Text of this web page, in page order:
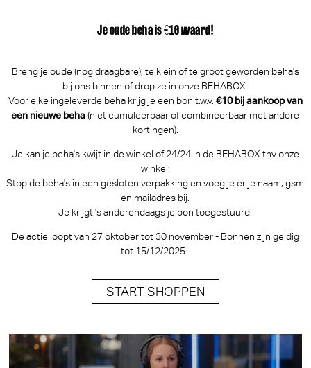
Je oude beha is €10 waard!
Breng je oude (nog draagbare), te klein of te groot geworden beha's
bij ons binnen of drop ze in onze BEHABOX.
Voor elke ingeleverde beha krijg je een bon t.w.v. €10 bij aankoop van
een nieuwe beha(niet cumuleerbaar of combineerbaar met andere
kortingen).
Je kan je beha's kwijt in de winkel of 24/24 in de BEHABOX thv onze
winkel:
Stop de beha's in een gesloten verpakking en voeg je er je naam, gsm
en mailadres bij.
Je krijgt 's anderendaags je bon toegestuurd!
De actie loopt van 27 oktober tot 30 november - Bonnen zijn geldig
tot 15/12/2025.
START SHOPPEN